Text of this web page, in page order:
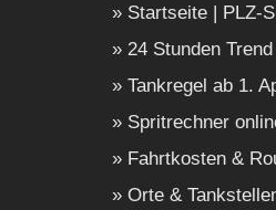
Startseite | PLZ-
24 Stunden
Tankregel ab 1.
Spritrechner
Fahrtkosten &
Orte &